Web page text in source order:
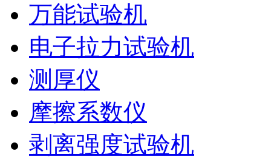
万能试验机
电子拉力试验机
测厚仪
摩擦系数仪
剥离强度试验机